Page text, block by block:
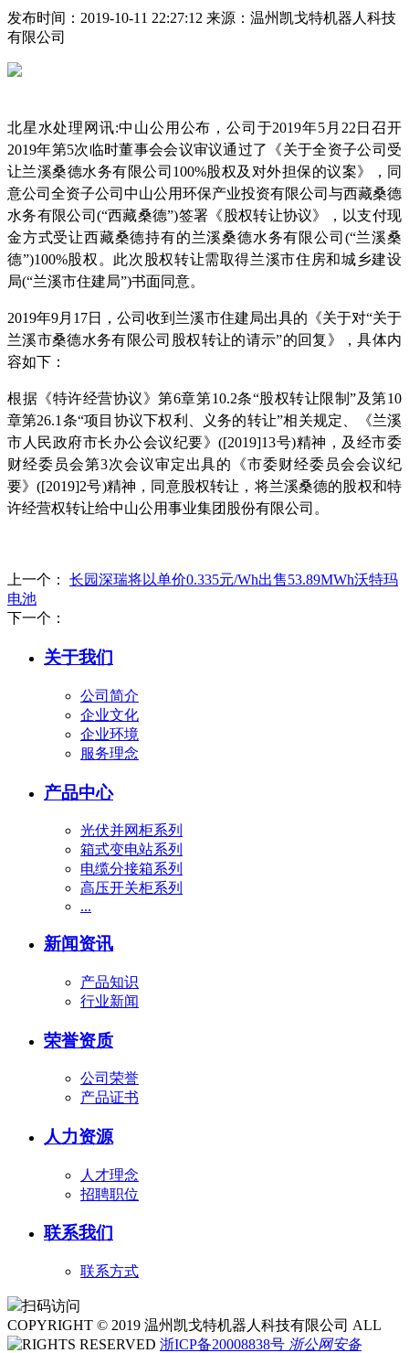
发布时间：2019-10-11 22:27:12 来源：温州凯戈特机器人科技
有限公司
北星水处理网讯:中山公用公布，公司于2019年5月22日召开
2019年第5次临时董事会会议审议通过了《关于全资子公司受
让兰溪桑德水务有限公司100%股权及对外担保的议案》，同
意公司全资子公司中山公用环保产业投资有限公司与西藏桑德
水务有限公司(“西藏桑德”)签署《股权转让协议》，以支付现
金方式受让西藏桑德持有的兰溪桑德水务有限公司(“兰溪桑
德”)100%股权。此次股权转让需取得兰溪市住房和城乡建设
局(“兰溪市住建局”)书面同意。
2019年9月17日，公司收到兰溪市住建局出具的《关于对“关于
兰溪市桑德水务有限公司股权转让的请示”的回复》，具体内
容如下：
根据《特许经营协议》第6章第10.2条“股权转让限制”及第10
章第26.1条“项目协议下权利、义务的转让”相关规定、《兰溪
市人民政府市长办公会议纪要》([2019]13号)精神，及经市委
财经委员会第3次会议审定出具的《市委财经委员会会议纪
要》([2019]2号)精神，同意股权转让，将兰溪桑德的股权和特
许经营权转让给中山公用事业集团股份有限公司。
上一个：
长园深瑞将以单价0.335元/Wh出售53.89MWh沃特玛
电池
下一个：
关于我们
公司简介
企业文化
企业环境
服务理念
产品中心
光伏并网柜系列
箱式变电站系列
电缆分接箱系列
高压开关柜系列
...
新闻资讯
产品知识
行业新闻
荣誉资质
公司荣誉
产品证书
人力资源
人才理念
招聘职位
联系我们
联系方式
扫码访问
COPYRIGHT © 2019 温州凯戈特机器人科技有限公司 ALL
RIGHTS RESERVED 浙ICP备20008838号 浙公网安备